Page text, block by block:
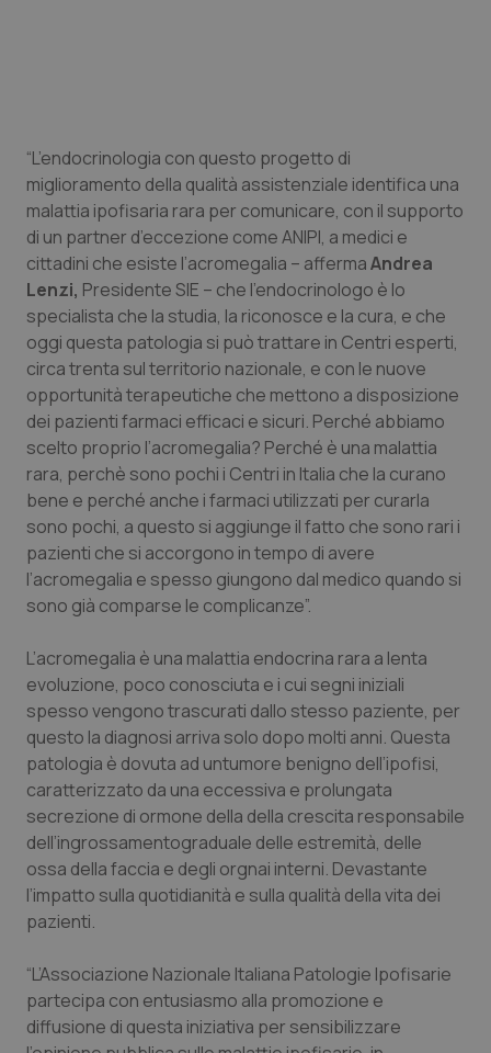
Oncologia & Nutrizione
Psoriasi & pelle
Quotidiano Cardiologia
Quotidiano Chirurgia
Quotidiano Oncologia
Quotidiano Pediatria
Rene & patologie urogenitali
Salute orale & impianti
Sangue & coagulazione
Tiroide
Tumore al seno
Tumore ovarico
Tumori del Polmone & Testa Collo
Tumori gastrointestinali
Ulcera & Reflusso
Vaccini
“L’endocrinologia con questo progetto di
miglioramento della qualità assistenziale identifica una
malattia ipofisaria rara per comunicare, con il supporto
di un partner d’eccezione come ANIPI, a medici e
cittadini che esiste l’acromegalia – affermaAndrea
Lenzi, Presidente SIE – che l’endocrinologo è lo
specialista che la studia, la riconosce e la cura, e che
oggi questa patologia si può trattare in Centri esperti,
circa trenta sul territorio nazionale, e con le nuove
opportunità terapeutiche che mettono a disposizione
dei pazienti farmaci efficaci e sicuri. Perché abbiamo
scelto proprio l’acromegalia? Perché è una malattia
rara, perchè sono pochi i Centri in Italia che la curano
bene e perché anche i farmaci utilizzati per curarla
sono pochi, a questo si aggiunge il fatto che sono rari i
pazienti che si accorgono in tempo di avere
l’acromegalia e spesso giungono dal medico quando si
sono già comparse le complicanze”.
L’acromegalia è una malattia endocrina rara a lenta
evoluzione, poco conosciuta e i cui segni iniziali
spesso vengono trascurati dallo stesso paziente, per
questo la diagnosi arriva solo dopo molti anni. Questa
patologia è dovuta ad untumore benigno dell’ipofisi,
caratterizzato da una eccessiva e prolungata
secrezione di ormone della della crescita responsabile
dell’ingrossamentograduale delle estremità, delle
ossa della faccia e degli orgnai interni. Devastante
l’impatto sulla quotidianità e sulla qualità della vita dei
pazienti.
“L’Associazione Nazionale Italiana Patologie Ipofisarie
partecipa con entusiasmo alla promozione e
diffusione di questa iniziativa per sensibilizzare